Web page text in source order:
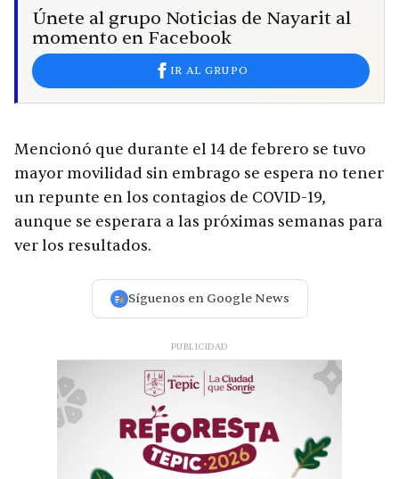
Únete al grupo Noticias de Nayarit al
momento en Facebook
IR AL GRUPO
Mencionó que durante el 14 de febrero se tuvo
mayor movilidad sin embrago se espera no tener
un repunte en los contagios de COVID-19,
aunque se esperara a las próximas semanas para
ver los resultados.
Síguenos en Google News
PUBLICIDAD